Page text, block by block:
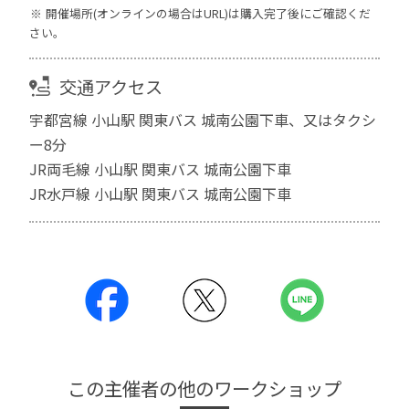
開催場所(オンラインの場合はURL)は購入完了後にご確認くだ
さい。
交通アクセス
宇都宮線 小山駅 関東バス 城南公園下車、又はタクシ
ー8分
JR両毛線 小山駅 関東バス 城南公園下車
JR水戸線 小山駅 関東バス 城南公園下車
この主催者の他のワークショップ